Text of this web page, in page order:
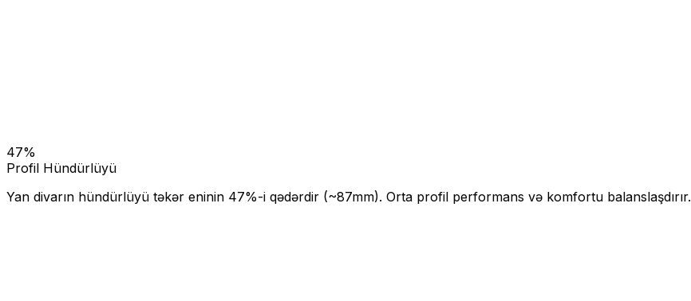
47%
Profil Hündürlüyü
Yan divarın hündürlüyü təkər eninin 47%-i qədərdir (~87mm). Orta profil performans və komfortu balanslaşdırır.